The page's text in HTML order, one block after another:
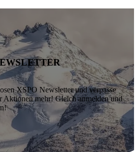
XSPO Newsletter und verpasse
Aktionen mehr! Gleich anmelden und